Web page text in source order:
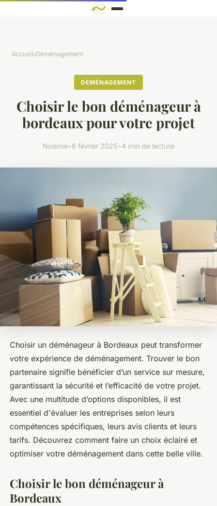
Accueil›Déménagement
DÉMÉNAGEMENT
Choisir le bon déménageur à
bordeaux pour votre projet
Noémie•6 février 2025•4 min de lecture
Choisir un déménageur à Bordeaux peut transformer
votre expérience de déménagement. Trouver le bon
partenaire signifie bénéficier d’un service sur mesure,
garantissant la sécurité et l’efficacité de votre projet.
Avec une multitude d’options disponibles, il est
essentiel d'évaluer les entreprises selon leurs
compétences spécifiques, leurs avis clients et leurs
tarifs. Découvrez comment faire un choix éclairé et
optimiser votre déménagement dans cette belle ville.
Choisir le bon déménageur à
Bordeaux